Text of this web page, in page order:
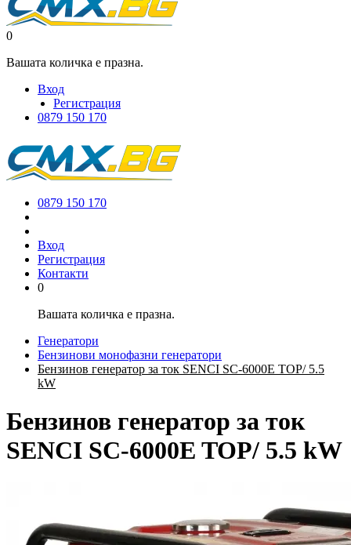
0
Вашата количка е празна.
Вход
Регистрация
0879 150 170
0879 150 170
Вход
Регистрация
Контакти
0
Вашата количка е празна.
Генератори
Бензинови монофазни генератори
Бензинов генератор за ток SENCI SC-6000E TOP/ 5.5
kW
Бензинов генератор за ток
SENCI SC-6000E TOP/ 5.5 kW